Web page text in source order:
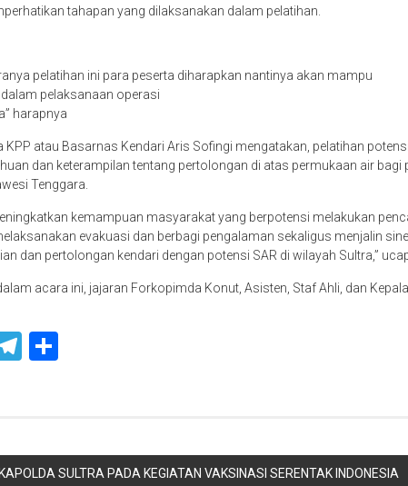
tahapan yang dilaksanakan dalam pelatihan.
pelatihan ini para peserta diharapkan nantinya akan mampu
pelaksanaan operasi
harapnya
KPP atau Basarnas Kendari Aris Sofingi mengatakan, pelatihan
dan keterampilan tentang pertolongan di atas permukaan air bagi
Tenggara.
kemampuan masyarakat yang berpotensi melakukan
evakuasi dan berbagi pengalaman sekaligus menjalin
dan pertolongan kendari dengan potensi SAR di wilayah Sultra,”
acara ini, jajaran Forkopimda Konut, Asisten, Staf Ahli, dan
Telegram
Share
SULTRA PADA KEGIATAN VAKSINASI SERENTAK INDONESIA